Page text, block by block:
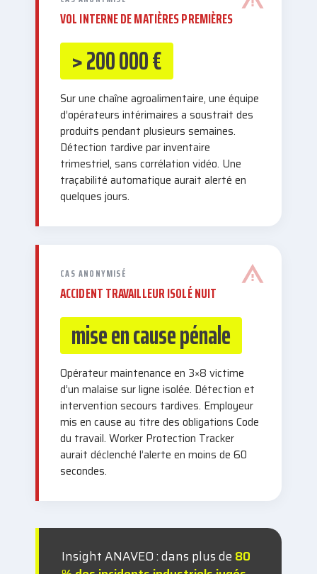
VOL INTERNE DE MATIÈRES PREMIÈRES
> 200 000 €
Sur une chaîne agroalimentaire, une équipe
d’opérateurs intérimaires a soustrait des
produits pendant plusieurs semaines.
Détection tardive par inventaire
trimestriel, sans corrélation vidéo. Une
traçabilité automatique aurait alerté en
quelques jours.
CAS ANONYMISÉ
ACCIDENT TRAVAILLEUR ISOLÉ NUIT
mise en cause pénale
Opérateur maintenance en 3×8 victime
d’un malaise sur ligne isolée. Détection et
intervention secours tardives. Employeur
mis en cause au titre des obligations Code
du travail. Worker Protection Tracker
aurait déclenché l’alerte en moins de 60
secondes.
Insight ANAVEO : dans plus de 80